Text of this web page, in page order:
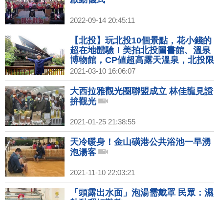
2022-09-14 20:45:11
【北投】玩北投10個景點，花小錢的
超在地體驗！美拍北投圖書館、溫泉
博物館，CP値超高露天溫泉，北投限
定的機車接送，還有市場美食、隱藏
版體驗就這樣玩！｜1000步的繽紛台
灣(372)預告
2021-03-10 16:06:07
大西拉雅觀光圈聯盟成立 林佳龍見證
拚觀光
2021-01-25 21:38:55
天冷暖身！金山磺港公共浴池一早湧
泡湯客
2021-11-10 22:03:21
「頭露出水面」泡湯需戴罩 民眾：濕